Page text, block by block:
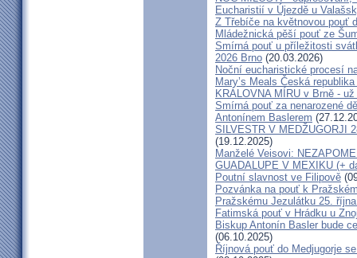
Eucharistií v Újezdě u
Z Třebíče na květnovou pouť
Mládežnická pěší pouť ze
Smírná pouť u příležitosti
2026 Brno (20.03.2026)
Noční eucharistické procesí
Mary’s Meals Česká
KRÁLOVNA MÍRU v Brně -
Smírná pouť za nenarozené
Antonínem Baslerem
SILVESTR V MEDŽUGORJI
(19.12.2025)
Manželé Veisovi:
GUADALUPE V MEXIKU (+
Poutní slavnost ve Filipově
Pozvánka na pouť k
Pražskému Jezulátku 25.
Fatimská pouť v Hrádku u
Biskup Antonín Basler bude
(06.10.2025)
Říjnová pouť do Medjugorje